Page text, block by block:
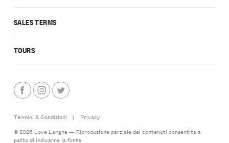
SALES TERMS
TOURS
Termini & Condizioni |
Privacy
© 2026 Love Langhe — Riproduzione parziale dei contenuti consentita a
patto di indicarne la fonte